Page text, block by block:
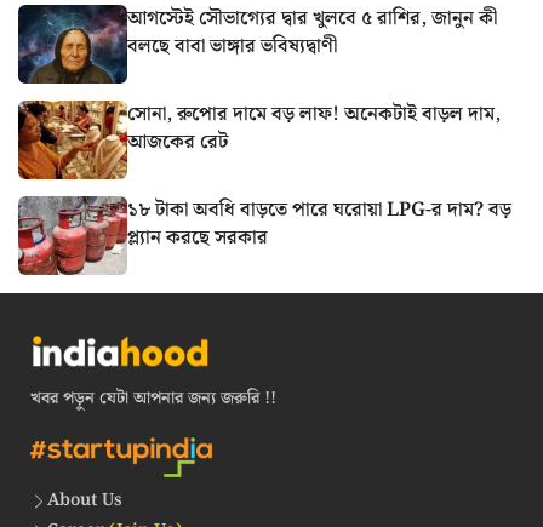
আগস্টেই সৌভাগ্যের দ্বার খুলবে ৫ রাশির, জানুন কী
বলছে বাবা ভাঙ্গার ভবিষ্যদ্বাণী
সোনা, রুপোর দামে বড় লাফ! অনেকটাই বাড়ল দাম,
আজকের রেট
১৮ টাকা অবধি বাড়তে পারে ঘরোয়া LPG-র দাম? বড়
প্ল্যান করছে সরকার
খবর পড়ুন যেটা আপনার জন্য জরুরি !!
About Us